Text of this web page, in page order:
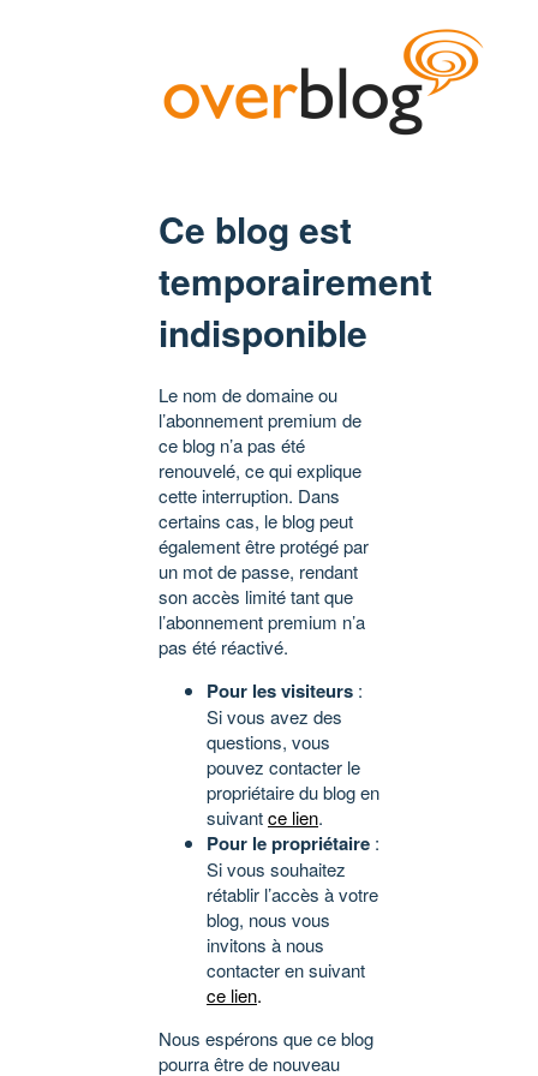
Ce blog est
temporairement
indisponible
Le nom de domaine ou
l’abonnement premium de
ce blog n’a pas été
renouvelé, ce qui explique
cette interruption. Dans
certains cas, le blog peut
également être protégé par
un mot de passe, rendant
son accès limité tant que
l’abonnement premium n’a
pas été réactivé.
Pour les visiteurs :
Si vous avez des
questions, vous
pouvez contacter le
propriétaire du blog en
suivantce lien.
Pour le propriétaire :
Si vous souhaitez
rétablir l’accès à votre
blog, nous vous
invitons à nous
contacter en suivant
ce lien.
Nous espérons que ce blog
pourra être de nouveau